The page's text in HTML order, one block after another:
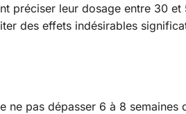
préciser leur dosage entre 30
des effets indésirables
ne pas dépasser 6 à 8 semaines